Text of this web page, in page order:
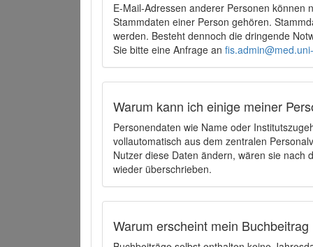
E-Mail-Adressen anderer Personen können
Stammdaten einer Person gehören.
werden. Besteht dennoch die dringende
Sie bitte eine Anfrage an
Warum kann ich einige meiner
Personendaten wie Name oder
vollautomatisch aus dem zentralen
Nutzer diese Daten ändern, wären sie
wieder überschrieben.
Warum erscheint mein